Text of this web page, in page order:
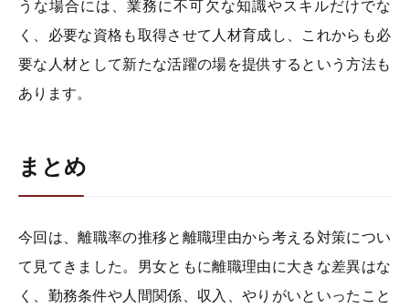
うな場合には、業務に不可欠な知識やスキルだけでな
く、必要な資格も取得させて人材育成し、これからも必
要な人材として新たな活躍の場を提供するという方法も
あります。
まとめ
今回は、離職率の推移と離職理由から考える対策につい
て見てきました。男女ともに離職理由に大きな差異はな
く、勤務条件や人間関係、収入、やりがいといったこと